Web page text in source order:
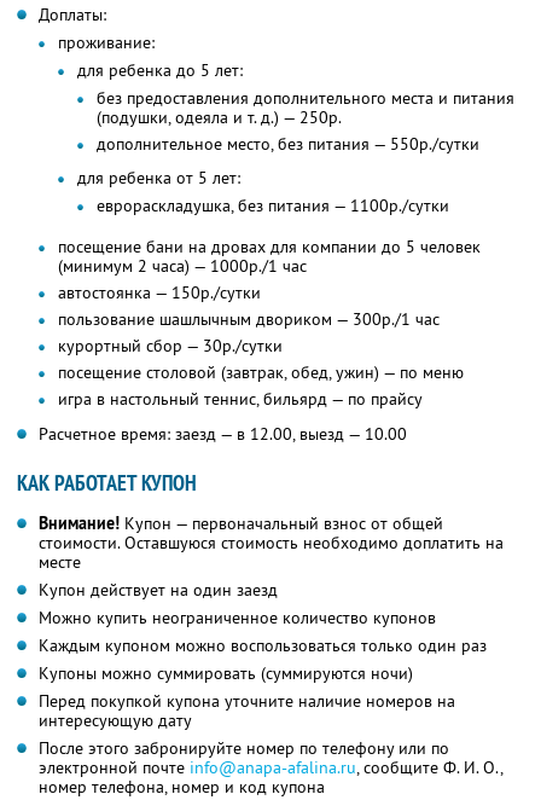
Доплаты:
проживание:
для ребенка до 5 лет:
без предоставления дополнительного места и питания
(подушки, одеяла и т. д.) — 250р.
дополнительное место, без питания — 550р./сутки
для ребенка от 5 лет:
еврораскладушка, без питания — 1100р./сутки
посещение бани на дровах для компании до 5 человек
(минимум 2 часа) — 1000р./1 час
автостоянка — 150р./сутки
пользование шашлычным двориком — 300р./1 час
курортный сбор — 30р./сутки
посещение столовой (завтрак, обед, ужин) — по меню
игра в настольный теннис, бильярд — по прайсу
Расчетное время: заезд — в 12.00, выезд — 10.00
КАК РАБОТАЕТ КУПОН
Внимание! Купон — первоначальный взнос от общей
стоимости. Оставшуюся стоимость необходимо доплатить на
месте
Купон действует на один заезд
Можно купить неограниченное количество купонов
Каждым купоном можно воспользоваться только один раз
Купоны можно суммировать (суммируются ночи)
Перед покупкой купона уточните наличие номеров на
интересующую дату
После этого забронируйте номер по телефону или по
электронной почте info@anapa-afalina.ru,сообщите Ф. И. О.,
номер телефона, номер и код купона